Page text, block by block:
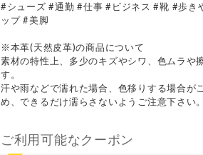
#シューズ #通勤 #仕事 #ビジネス #靴 #歩き
ップ #美脚
※本革(天然皮革)の商品について
素材の特性上、多少のキズやシワ、色ムラや
す。
汗や雨などで濡れた場合、色移りする場合が
め、できるだけ濡らさないようご注意下さい。
ご利用可能なクーポン